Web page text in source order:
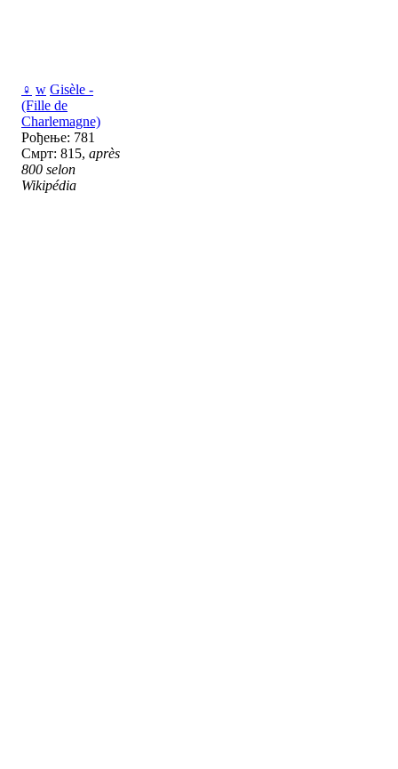
♀ w Gisèle -
(Fille de
Charlemagne)
Рођење: 781
Смрт: 815, après
800 selon
Wikipédia